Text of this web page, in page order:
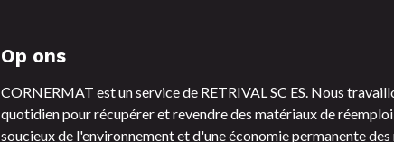
Op ons
CORNERMAT est un service de RETRIVAL SC ES. Nous
quotidien pour récupérer et revendre des matériaux de
soucieux de l'environnement et d'une économie permanente des